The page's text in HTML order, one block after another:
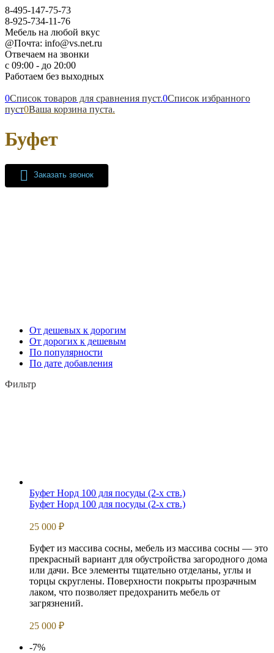
8-495-147-75-73
8-925-734-11-76
Мебель на любой вкус
@Почта: info@vs.net.ru
Отвечаем на звонки
с 09:00 - до 20:00
Работаем без выходных
0Список товаров для сравнения пуст.0Список избранного
пуст0Ваша корзина пуста.
Буфет
Заказать звонок
От дешевых к дорогим
От дорогих к дешевым
По популярности
По дате добавления
Фильтр
Буфет Норд 100 для посуды (2-х ств.)
Буфет Норд 100 для посуды (2-х ств.)
25 000 ₽
Буфет из массива сосны, мебель из массива сосны — это
прекрасный вариант для обустройства загородного дома
или дачи. Все элементы тщательно отделаны, углы и
торцы скруглены. Поверхности покрыты прозрачным
лаком, что позволяет предохранить мебель от
загрязнений.
25 000 ₽
-7%